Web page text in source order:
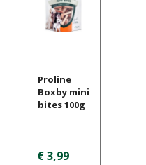
Proline
Boxby mini
bites 100g
€ 3,99